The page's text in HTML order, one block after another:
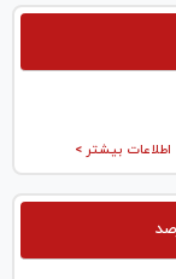
اطلاعات بیشتر >